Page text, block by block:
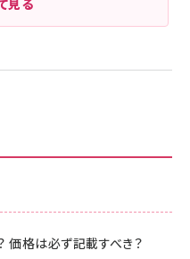
価格は必ず記載すべき？
見る